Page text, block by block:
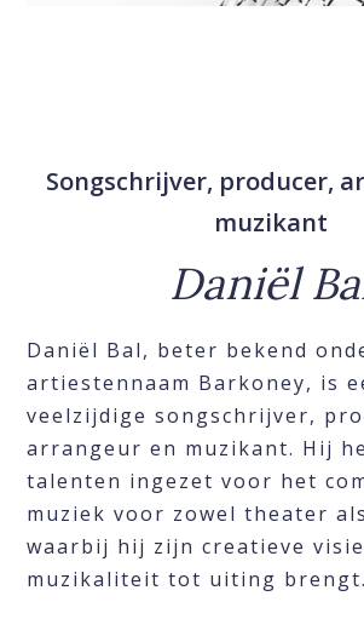
Songschrijver, producer,
muzikant
Daniël
Daniël Bal, beter bekend
artiestennaam Barkoney, is
veelzijdige songschrijver,
arrangeur en muzikant. Hij
talenten ingezet voor het
muziek voor zowel theater
waarbij hij zijn creatieve
muzikaliteit tot uiting brengt.